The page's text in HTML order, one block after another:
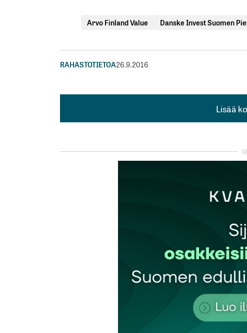
Arvo Finland Value Danske Invest Suomen
RAHASTOTIETOA26.9.2016
Lisää
Lisää